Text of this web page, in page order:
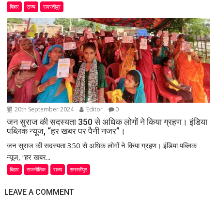
बिहार राज्य समस्तीपुर
20th September 2024 Editor 0
जन सुराज की सदस्यता 350 से अधिक लोगों ने किया ग्रहण। इंडिया
पब्लिक न्यूज, “हर खबर पर पैनी नजर”।
जन सुराज की सदस्यता 350 से अधिक लोगों ने किया ग्रहण। इंडिया पब्लिक
न्यूज, “हर खबर...
बिहार राजनीतिक राज्य समस्तीपुर
LEAVE A COMMENT